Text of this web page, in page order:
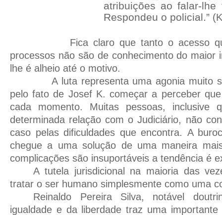
atribuições ao falar-lhe
Respondeu o policial.”
Fica claro que tanto o acesso
processos não são de conhecimento do maior
lhe é alheio até o motivo.
A luta representa uma agonia muito
pelo fato de Josef K. começar a perceber
cada momento. Muitas pessoas, inclusive
determinada relação com o Judiciário, não
caso pelas dificuldades que encontra. A
chegue a uma solução de uma maneira
complicações são insuportáveis a tendência é
A tutela jurisdicional na maioria das
tratar o ser humano simplesmente como uma
Reinaldo Pereira Silva, notável
igualdade e da liberdade traz uma